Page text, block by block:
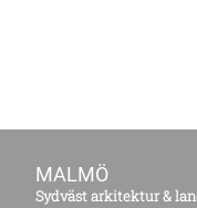
MALMÖ
Sydväst arkitektur &